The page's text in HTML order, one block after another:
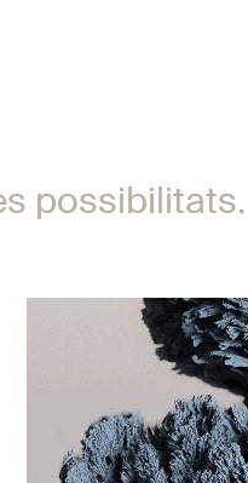
possibilitats.